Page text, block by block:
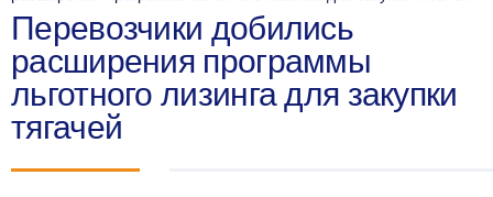
Перевозчики добились
расширения программы
льготного лизинга для закупки
тягачей